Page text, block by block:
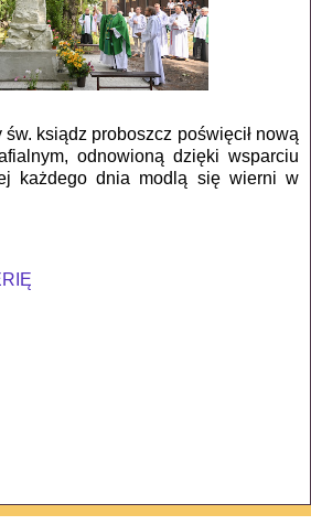
św. ksiądz proboszcz poświęcił nową
odnowioną dzięki wsparciu
każdego dnia modlą się wierni w